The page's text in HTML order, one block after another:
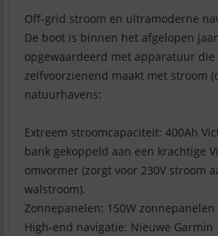
Off-grid stroom en ultramoderne
De boot is binnen het afgelopen
opgewaardeerd met apparatuur die
zelfvoorzienend maakt met stroom
natuurhavens:
Extreem stroomcapaciteit: 400Ah
bank gekoppeld aan een krachtige
omvormer (zorgt voor 230V stroom
walstroom).
Zonnepanelen: 150W
High-end navigatie: Nieuwe